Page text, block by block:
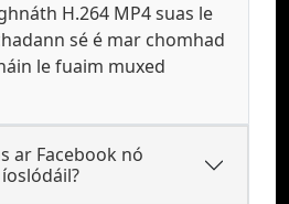
H.264 MP4 suas le
sé é mar chomhad
le fuaim muxed
ar Facebook nó